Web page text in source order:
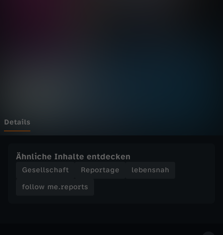
o
t
Details
Ähnliche Inhalte entdecken
Gesellschaft Reportage
lebensnah
follow me.reports